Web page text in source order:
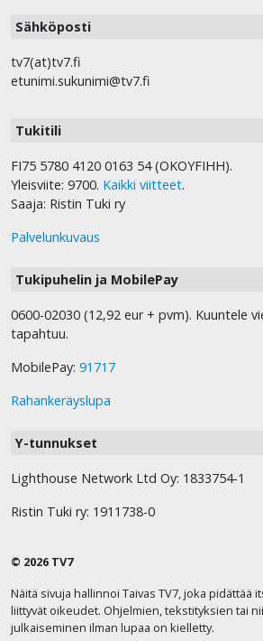
Sähköposti
tv7(at)tv7.fi
etunimi.sukunimi@tv7.fi
Tukitili
FI75 5780 4120 0163 54 (OKOYFIHH).
Yleisviite: 9700. Kaikki viitteet.
Saaja: Ristin Tuki ry
Palvelunkuvaus
Tukipuhelin ja MobilePay
0600-02030 (12,92 eur + pvm). Kuuntele
tapahtuu.
MobilePay: 91717
Rahankeräyslupa
Y-tunnukset
Lighthouse Network Ltd Oy: 1833754-1
Ristin Tuki ry: 1911738-0
© 2026 TV7
Näitä sivuja hallinnoi Taivas TV7, joka pidättää
liittyvät oikeudet. Ohjelmien, tekstityksien tai
julkaiseminen ilman lupaa on kielletty.